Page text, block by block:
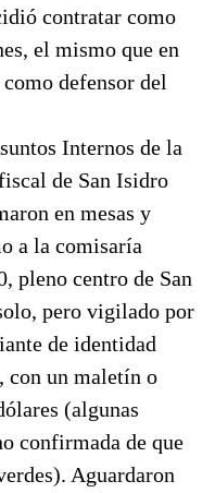
contratar como
el mismo que en
defensor del
Internos de la
de San Isidro
en mesas y
a la comisaría
pleno centro de San
pero vigilado por
de identidad
con un maletín o
(algunas
confirmada de que
Aguardaron